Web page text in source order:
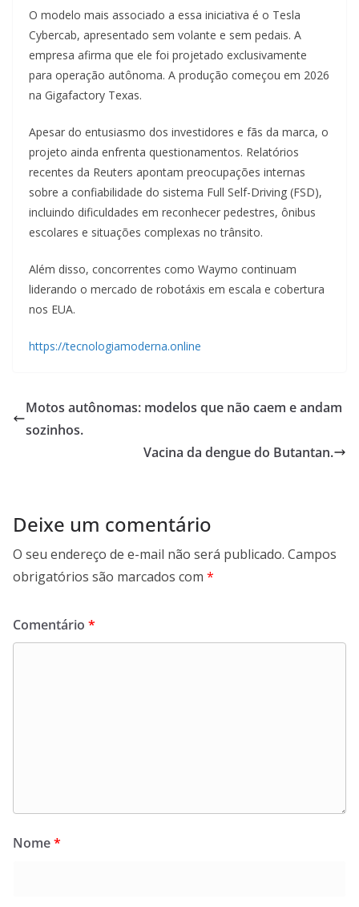
O modelo mais associado a essa iniciativa é o Tesla
Cybercab, apresentado sem volante e sem pedais. A
empresa afirma que ele foi projetado exclusivamente
para operação autônoma. A produção começou em 2026
na Gigafactory Texas.
Apesar do entusiasmo dos investidores e fãs da marca, o
projeto ainda enfrenta questionamentos. Relatórios
recentes da Reuters apontam preocupações internas
sobre a confiabilidade do sistema Full Self-Driving (FSD),
incluindo dificuldades em reconhecer pedestres, ônibus
escolares e situações complexas no trânsito.
Além disso, concorrentes como Waymo continuam
liderando o mercado de robotáxis em escala e cobertura
nos EUA.
https://tecnologiamoderna.online
Motos autônomas: modelos que não caem e andam
sozinhos.
Vacina da dengue do Butantan.
Deixe um comentário
O seu endereço de e-mail não será publicado. Campos
obrigatórios são marcados com *
Comentário *
Nome*